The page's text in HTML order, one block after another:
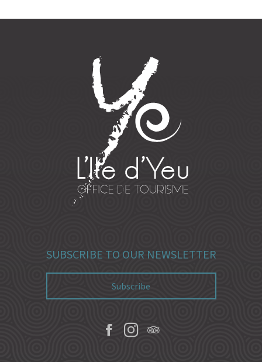
SUBSCRIBE TO OUR NEWSLETTER
Subscribe